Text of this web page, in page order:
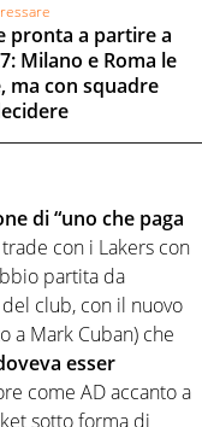
pronta a partire a
Milano e Roma le
ma con squadre
di “uno che paga
con i Lakers con
partita da
club, con il nuovo
a Mark Cuban) che
esser
come AD accanto a
sotto forma di